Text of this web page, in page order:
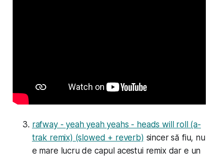
rafway - yeah yeah yeahs - heads will roll (a-
trak remix) (slowed + reverb) sincer să fiu, nu
e mare lucru de capul acestui remix dar e un